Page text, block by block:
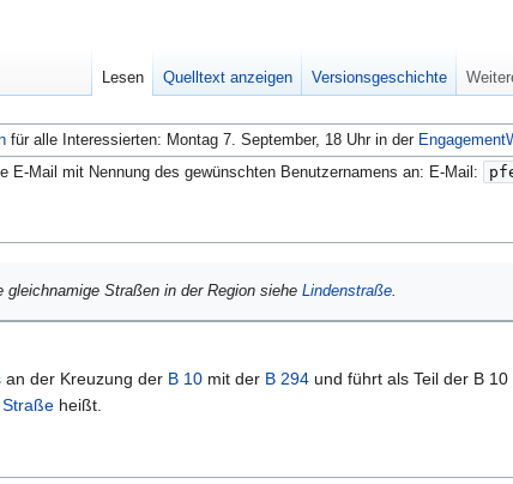
für alle Interessierten: Montag 7. September, 18 Uhr in der
E-Mail mit Nennung des gewünschten Benutzernamens an: E-Mail:
Straßen in der Region siehe Lindenstraße
an der Kreuzung der B 10 mit der B 294 und führt als Teil der B
heißt.
Lesen Quelltext anzeigen Versionsgeschichte